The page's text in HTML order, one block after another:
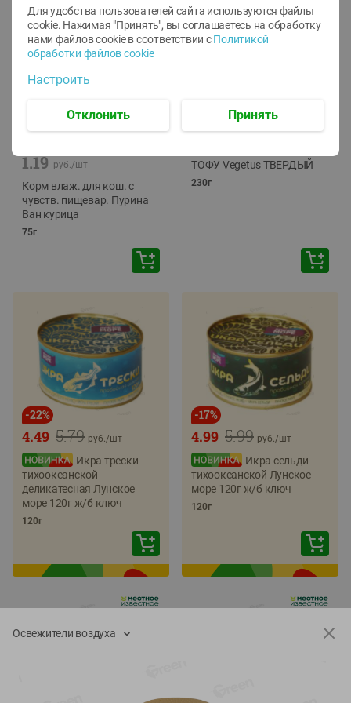
1.19 руб./шт
Корм влаж. для кош. с
чувств. пищевар. Пурина
Ван курица
75г
ТОФУ Vegetus ТВЕРДЫЙ
230г
-22%
5.79
4.49 руб./шт
Икра трески
тихоокеанской
деликатесная Лунское
море 120г ж/б ключ
120г
-17%
5.99
4.99 руб./шт
Икра сельди
тихоокеанской Лунское
море 120г ж/б ключ
120г
Освежители воздуха
Для удобства пользователей сайта используются файлы
cookie. Нажимая "Принять", вы соглашаетесь на обработку
нами файлов cookie в соответствии с Политикой
обработки файлов cookie
Настроить
Отклонить Принять